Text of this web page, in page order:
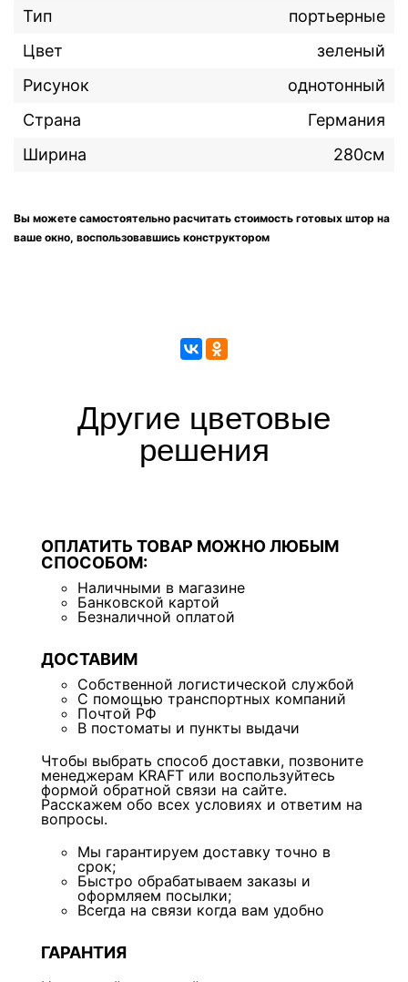
Тип
портьерные
Цвет
зеленый
Рисунок
однотонный
Страна
Германия
Ширина
280см
Вы можете самостоятельно расчитать стоимость готовых штор на
ваше окно, воспользовавшись конструктором
Другие цветовые
решения
ОПЛАТИТЬ ТОВАР МОЖНО ЛЮБЫМ
СПОСОБОМ:
Наличными в магазине
Банковской картой
Безналичной оплатой
ДОСТАВИМ
Собственной логистической службой
С помощью транспортных компаний
Почтой РФ
В постоматы и пункты выдачи
Чтобы выбрать способ доставки, позвоните
менеджерам KRAFT или воспользуйтесь
формой обратной связи на сайте.
Расскажем обо всех условиях и ответим на
вопросы.
Мы гарантируем доставку точно в
срок;
Быстро обрабатываем заказы и
оформляем посылки;
Всегда на связи когда вам удобно
ГАРАНТИЯ